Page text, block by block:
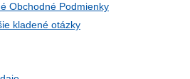
Obchodné Podmienky
kladené otázky